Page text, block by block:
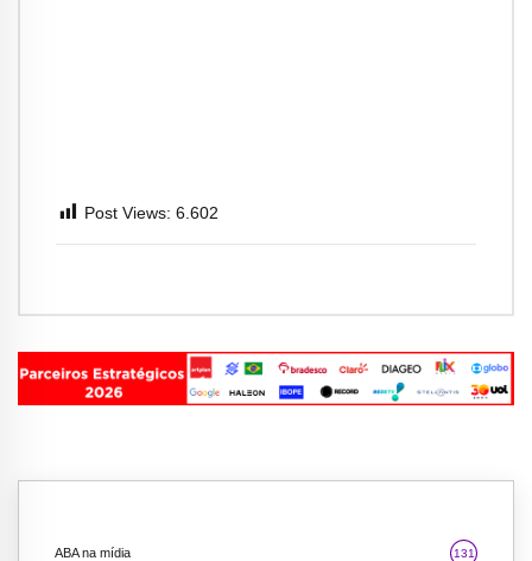
Post Views: 6.602
ABA na mídia 131